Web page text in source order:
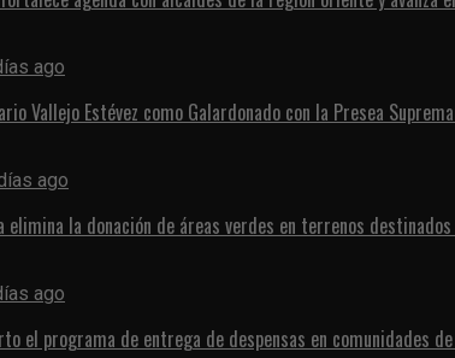
ago
Vallejo Estévez como Galardonado con la Presea
ago
elimina la donación de áreas verdes en terrenos
ago
el programa de entrega de despensas en comunidades